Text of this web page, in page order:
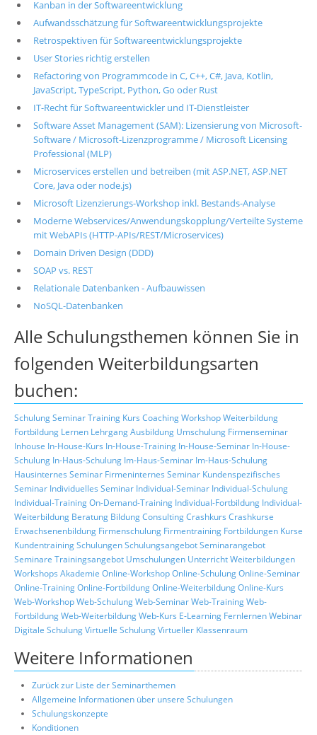
Kanban in der Softwareentwicklung
Aufwandsschätzung für Softwareentwicklungsprojekte
Retrospektiven für Softwareentwicklungsprojekte
User Stories richtig erstellen
Refactoring von Programmcode in C, C++, C#, Java, Kotlin,
JavaScript, TypeScript, Python, Go oder Rust
IT-Recht für Softwareentwickler und IT-Dienstleister
Software Asset Management (SAM): Lizensierung von Microsoft-
Software / Microsoft-Lizenzprogramme / Microsoft Licensing
Professional (MLP)
Microservices erstellen und betreiben (mit ASP.NET, ASP.NET
Core, Java oder node.js)
Microsoft Lizenzierungs-Workshop inkl. Bestands-Analyse
Moderne Webservices/Anwendungskopplung/Verteilte Systeme
mit WebAPIs (HTTP-APIs/REST/Microservices)
Domain Driven Design (DDD)
SOAP vs. REST
Relationale Datenbanken - Aufbauwissen
NoSQL-Datenbanken
Alle Schulungsthemen können Sie in
folgenden Weiterbildungsarten
buchen:
SchulungSeminarTraining Kurs CoachingWorkshopWeiterbildung
Fortbildung Lernen LehrgangAusbildung Umschulung Firmenseminar
Inhouse In-House-Kurs In-House-Training In-House-Seminar In-House-
Schulung In-Haus-Schulung Im-Haus-Seminar Im-Haus-Schulung
Hausinternes Seminar Firmeninternes Seminar Kundenspezifisches
Seminar Individuelles Seminar Individual-Seminar Individual-Schulung
Individual-TrainingOn-Demand-Training Individual-Fortbildung Individual-
Weiterbildung Beratung BildungConsultingCrashkurs Crashkurse
Erwachsenenbildung Firmenschulung Firmentraining Fortbildungen Kurse
KundentrainingSchulungenSchulungsangebotSeminarangebot
Seminare Trainingsangebot Umschulungen UnterrichtWeiterbildungen
Workshops Akademie Online-WorkshopOnline-SchulungOnline-Seminar
Online-TrainingOnline-FortbildungOnline-WeiterbildungOnline-Kurs
Web-WorkshopWeb-SchulungWeb-SeminarWeb-TrainingWeb-
FortbildungWeb-WeiterbildungWeb-Kurs E-Learning FernlernenWebinar
Digitale SchulungVirtuelle SchulungVirtueller Klassenraum
Weitere Informationen
Zurück zur Liste der Seminarthemen
Allgemeine Informationen über unsere Schulungen
Schulungskonzepte
Konditionen